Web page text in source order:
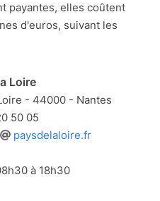
payantes, elles coûtent
d'euros, suivant les
Loire
- 44000 - Nantes
50 05
Site
paysdelaloire.fr
à 18h30